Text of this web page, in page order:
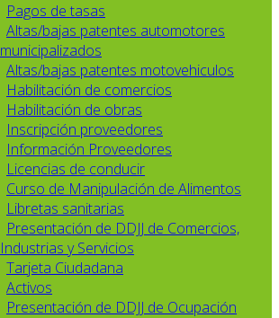
Pagos de tasas
Altas/bajas patentes automotores
municipalizados
Altas/bajas patentes motovehiculos
Habilitación de comercios
Habilitación de obras
Inscripción proveedores
Información Proveedores
Licencias de conducir
Curso de Manipulación de Alimentos
Libretas sanitarias
Presentación de DDJJ de Comercios,
Industrias y Servicios
Tarjeta Ciudadana
Activos
Presentación de DDJJ de Ocupación